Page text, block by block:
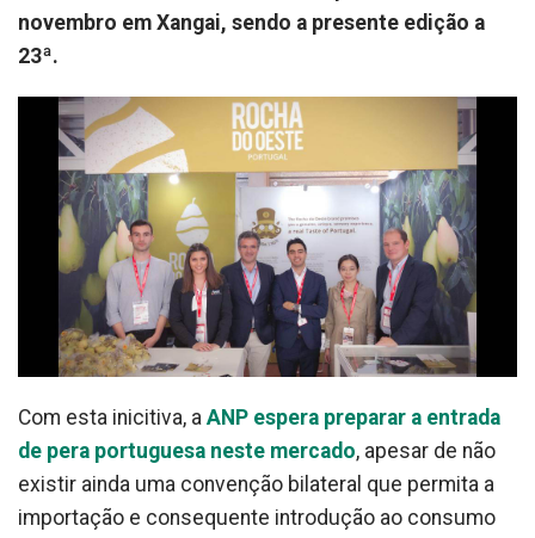
novembro em Xangai, sendo a presente edição a
23ª.
Com esta inicitiva, a ANP espera preparar a entrada
de pera portuguesa neste mercado, apesar de não
existir ainda uma convenção bilateral que permita a
importação e consequente introdução ao consumo